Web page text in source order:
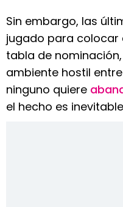
Sin embargo, las
jugado para colocar
tabla de
ambiente hostil
ninguno quiere
el hecho es